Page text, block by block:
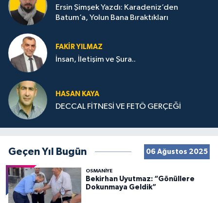
Ersin Şimşek Yazdı: Karadeniz’den
Batum’a, Yolun Bana Bıraktıkları
FAKIR YILMAZ
İnsan, İletişim ve Şura..
HASAN KAYA
DECCAL FİTNESİ VE FETÖ GERÇEĞİ
Geçen Yıl Bugün 06 Ağustos 2025
OSMANIYE
Bekirhan Uyutmaz: “Gönüllere
Dokunmaya Geldik”